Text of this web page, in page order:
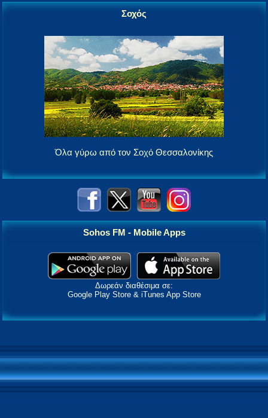
Σοχός
Όλα γύρω από τον Σοχό Θεσσαλονίκης
Sohos FM - Mobile Apps
Δωρεάν διαθέσιμα σε:
Google Play Store & iTunes App Store